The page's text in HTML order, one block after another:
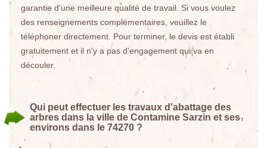
garantie d'une meilleure qualité de travail. Si vous voulez
des renseignements complémentaires, veuillez le
téléphoner directement. Pour terminer, le devis est établi
gratuitement et il n'y a pas d'engagement qui va en
découler.
Qui peut effectuer les travaux d'abattage des
arbres dans la ville de Contamine Sarzin et ses
environs dans le 74270 ?